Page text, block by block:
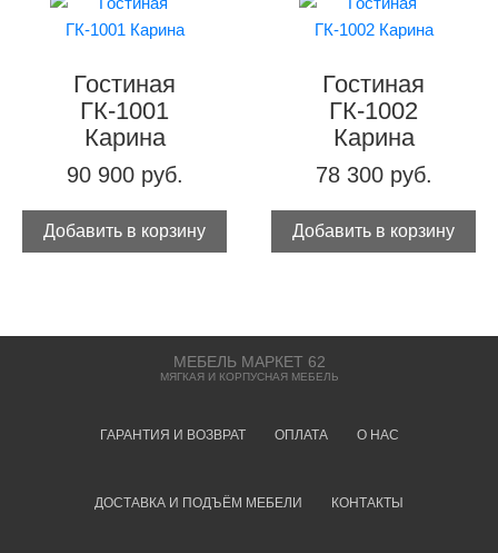
Гостиная
ГК-1001
Карина
90 900 руб.
Добавить в корзину
Гостиная
ГК-1002
Карина
78 300 руб.
Добавить в корзину
МЕБЕЛЬ МАРКЕТ 62
МЯГКАЯ И КОРПУСНАЯ МЕБЕЛЬ
ГАРАНТИЯ И ВОЗВРАТ ОПЛАТА О НАС
ДОСТАВКА И ПОДЪЁМ МЕБЕЛИ КОНТАКТЫ